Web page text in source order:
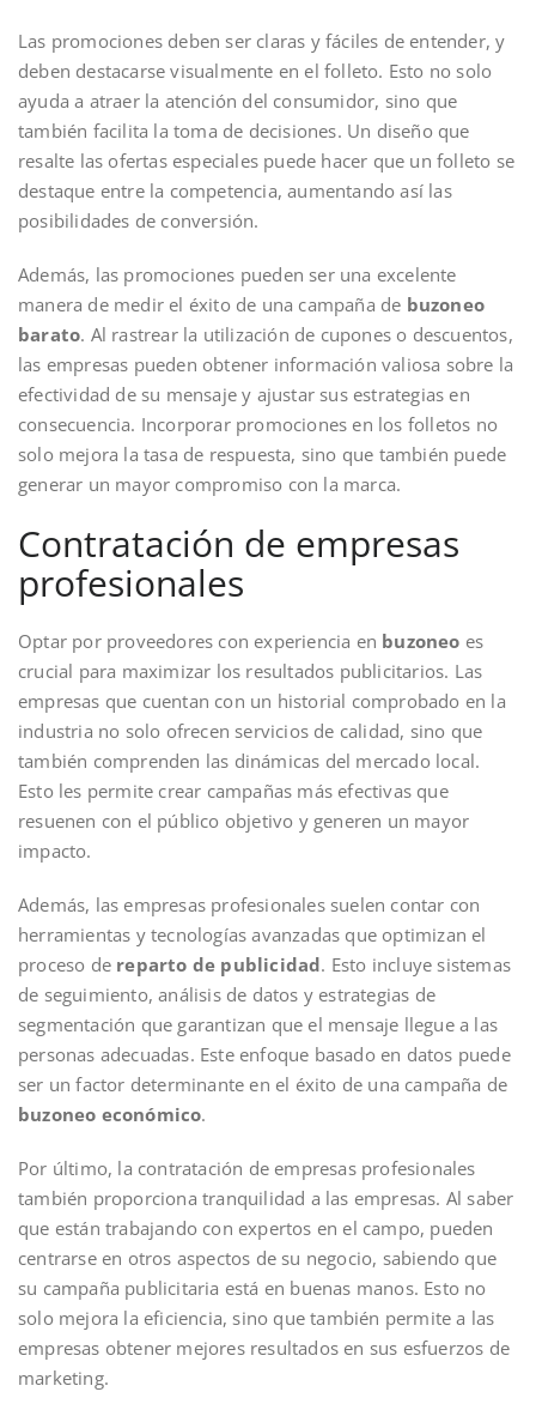
Las promociones deben ser claras y fáciles de entender, y
deben destacarse visualmente en el folleto. Esto no solo
ayuda a atraer la atención del consumidor, sino que
también facilita la toma de decisiones. Un diseño que
resalte las ofertas especiales puede hacer que un folleto se
destaque entre la competencia, aumentando así las
posibilidades de conversión.
Además, las promociones pueden ser una excelente
manera de medir el éxito de una campaña de buzoneo
barato. Al rastrear la utilización de cupones o descuentos,
las empresas pueden obtener información valiosa sobre la
efectividad de su mensaje y ajustar sus estrategias en
consecuencia. Incorporar promociones en los folletos no
solo mejora la tasa de respuesta, sino que también puede
generar un mayor compromiso con la marca.
Contratación de empresas
profesionales
Optar por proveedores con experiencia en buzoneo es
crucial para maximizar los resultados publicitarios. Las
empresas que cuentan con un historial comprobado en la
industria no solo ofrecen servicios de calidad, sino que
también comprenden las dinámicas del mercado local.
Esto les permite crear campañas más efectivas que
resuenen con el público objetivo y generen un mayor
impacto.
Además, las empresas profesionales suelen contar con
herramientas y tecnologías avanzadas que optimizan el
proceso de reparto de publicidad. Esto incluye sistemas
de seguimiento, análisis de datos y estrategias de
segmentación que garantizan que el mensaje llegue a las
personas adecuadas. Este enfoque basado en datos puede
ser un factor determinante en el éxito de una campaña de
buzoneo económico.
Por último, la contratación de empresas profesionales
también proporciona tranquilidad a las empresas. Al saber
que están trabajando con expertos en el campo, pueden
centrarse en otros aspectos de su negocio, sabiendo que
su campaña publicitaria está en buenas manos. Esto no
solo mejora la eficiencia, sino que también permite a las
empresas obtener mejores resultados en sus esfuerzos de
marketing.